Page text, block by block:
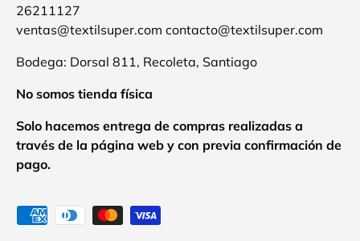
26211127
ventas@textilsuper.com contacto@textilsuper.com
Bodega: Dorsal 811, Recoleta, Santiago
No somos tienda física
Solo hacemos entrega de compras realizadas a
través de la página web y con previa confirmación de
pago.
Formas de pago aceptadas